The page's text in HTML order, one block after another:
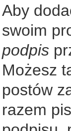
Aby
swoim
podpis
Możesz
postów
razem